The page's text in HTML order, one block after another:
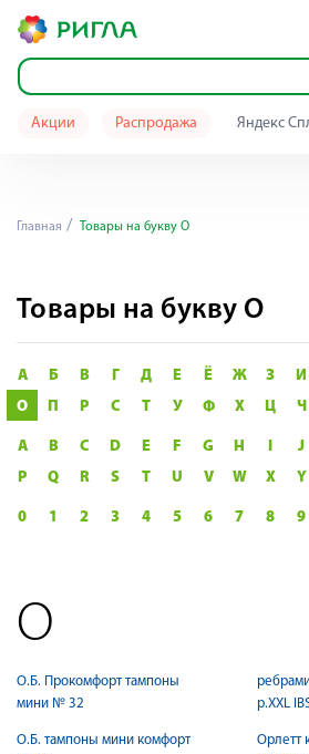
Акции Распродажа Яндекс
Главная Товары на букву О
Товары на букву О
А Б В Г Д Е Ё Ж З И
О
П Р С Т У Ф Х Ц Ч
A B C D E F G H I J
P
Q R S T U V W X Y
0 1 2 3 4 5 6 7 8 9
О
О.Б. Прокомфорт тампоны
мини № 32
О.Б. тампоны мини комфорт
р.ХXL
Орлетт